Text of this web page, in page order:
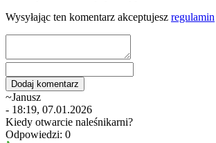
Wysyłając ten komentarz akceptujesz regulamin
~Janusz
- 18:19, 07.01.2026
Kiedy otwarcie naleśnikarni?
Odpowiedzi: 0